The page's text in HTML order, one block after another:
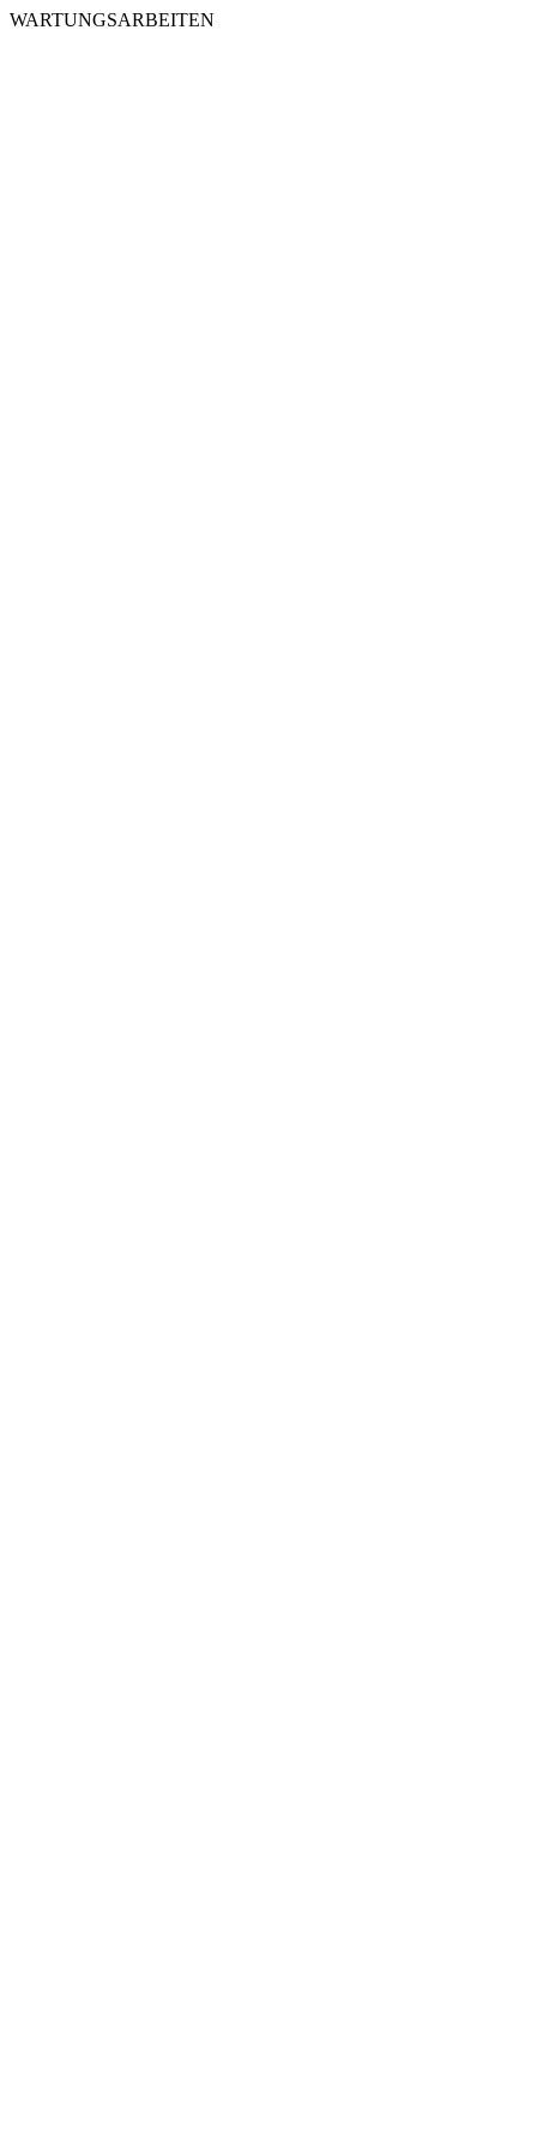
WARTUNGSARBEITEN